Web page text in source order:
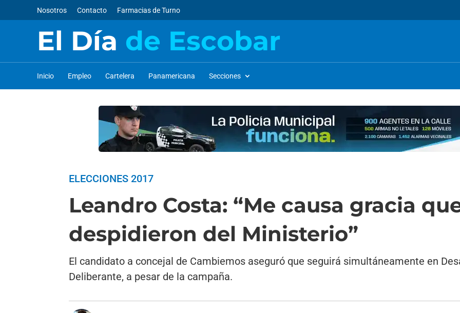
Nosotros Contacto Farmacias de Turno
El Día de Escobar
Inicio Empleo Cartelera Panamericana Secciones
ELECCIONES 2017
Leandro Costa: “Me causa gracia
despidieron del Ministerio”
El candidato a concejal de Cambiemos aseguró que seguirá simultáneamente en
Deliberante, a pesar de la campaña.